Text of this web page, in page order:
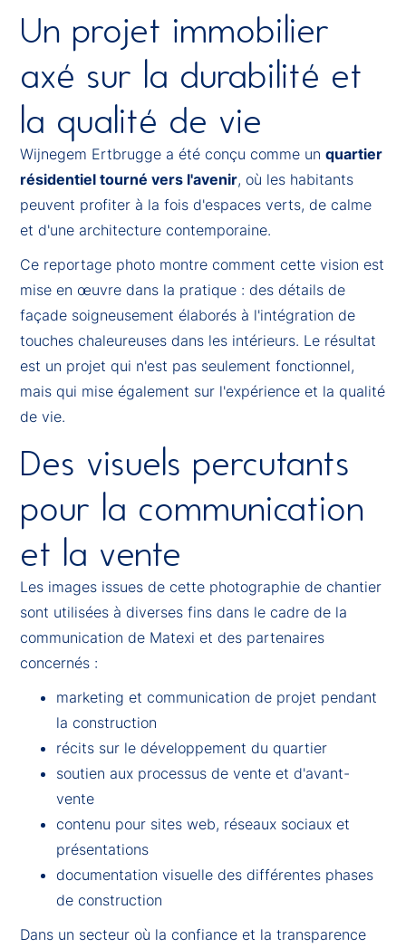
Un projet immobilier
axé sur la durabilité et
la qualité de vie
Wijnegem Ertbrugge a été conçu comme unquartier
résidentiel tourné vers l'avenir, où les habitants
peuvent profiter à la fois d'espaces verts, de calme
et d'une architecture contemporaine.
Ce reportage photo montre comment cette vision est
mise en œuvre dans la pratique : des détails de
façade soigneusement élaborés à l'intégration de
touches chaleureuses dans les intérieurs. Le résultat
est un projet qui n'est pas seulement fonctionnel,
mais qui mise également sur l'expérience et la qualité
de vie.
Des visuels percutants
pour la communication
et la vente
Les images issues de cette photographie de chantier
sont utilisées à diverses fins dans le cadre de la
communication de Matexi et des partenaires
concernés :
marketing et communication de projet pendant
la construction
récits sur le développement du quartier
soutien aux processus de vente et d'avant-
vente
contenu pour sites web, réseaux sociaux et
présentations
documentation visuelle des différentes phases
de construction
Dans un secteur où la confiance et la transparence